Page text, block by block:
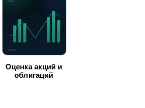
Оценка акций и
облигаций